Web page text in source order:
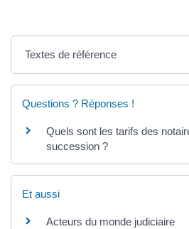
Textes de référence
Questions ? Réponses !
Quels sont les tarifs des
succession ?
Et aussi
Acteurs du monde judiciaire